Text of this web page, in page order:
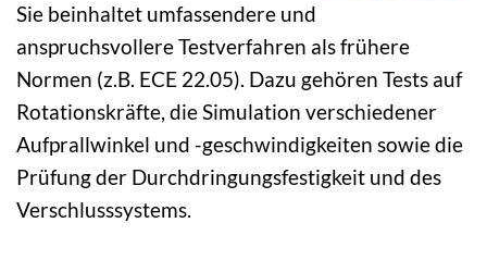
Sie beinhaltet umfassendere und
anspruchsvollere Testverfahren als frühere
Normen (z.B. ECE 22.05). Dazu gehören Tests auf
Rotationskräfte, die Simulation verschiedener
Aufprallwinkel und -geschwindigkeiten sowie die
Prüfung der Durchdringungsfestigkeit und des
Verschlusssystems.